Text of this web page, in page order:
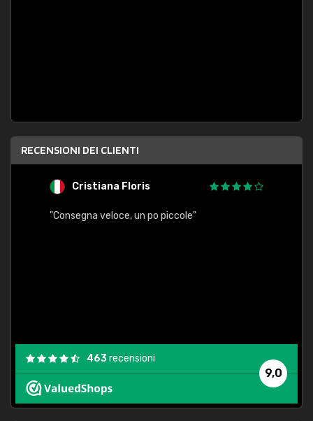
RECENSIONI DEI CLIENTI
Cristiana Floris
"Consegna veloce, un po piccole"
9,0
463recensioni